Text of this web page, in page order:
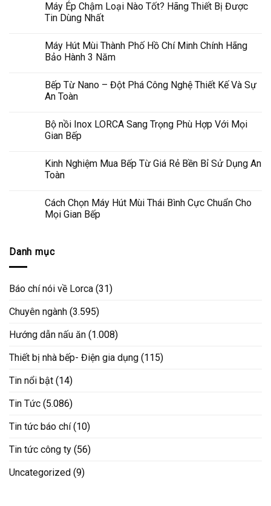
Máy Ép Chậm Loại Nào Tốt? Hãng Thiết Bị Được
Tin Dùng Nhất
Máy Hút Mùi Thành Phố Hồ Chí Minh Chính Hãng
Bảo Hành 3 Năm
Bếp Từ Nano – Đột Phá Công Nghệ Thiết Kế Và Sự
An Toàn
Bộ nồi Inox LORCA Sang Trọng Phù Hợp Với Mọi
Gian Bếp
Kinh Nghiệm Mua Bếp Từ Giá Rẻ Bền Bỉ Sử Dụng An
Toàn
Cách Chọn Máy Hút Mùi Thái Bình Cực Chuẩn Cho
Mọi Gian Bếp
Danh mục
Báo chí nói về Lorca (31)
Chuyên ngành (3.595)
Hướng dẫn nấu ăn (1.008)
Thiết bị nhà bếp- Điện gia dụng (115)
Tin nổi bật (14)
Tin Tức (5.086)
Tin tức báo chí(10)
Tin tức công ty (56)
Uncategorized (9)